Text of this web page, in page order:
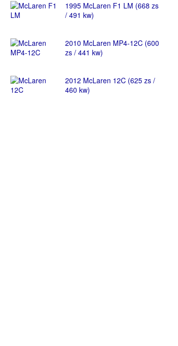
1995 McLaren F1 LM (668 zs
/ 491 kw)
2010 McLaren MP4-12C (600
zs / 441 kw)
2012 McLaren 12C (625 zs /
460 kw)